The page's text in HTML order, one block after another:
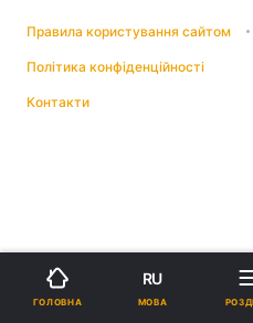
Правила користування сайтом
Політика конфіденційності
Контакти
ГОЛОВНА
RU
МОВА